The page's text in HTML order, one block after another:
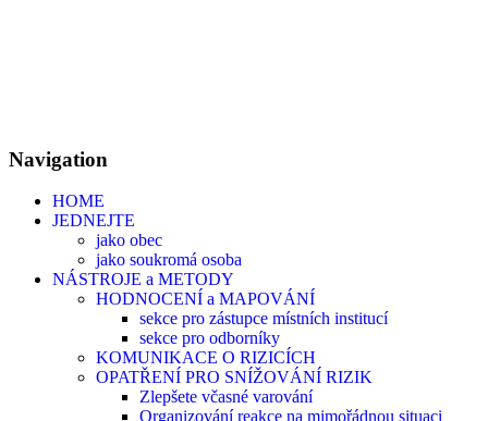
Navigation
HOME
JEDNEJTE
jako obec
jako soukromá osoba
NÁSTROJE a METODY
HODNOCENÍ a MAPOVÁNÍ
sekce pro zástupce místních institucí
sekce pro odborníky
KOMUNIKACE O RIZICÍCH
OPATŘENÍ PRO SNÍŽOVÁNÍ RIZIK
Zlepšete včasné varování
Organizování reakce na mimořádnou situaci